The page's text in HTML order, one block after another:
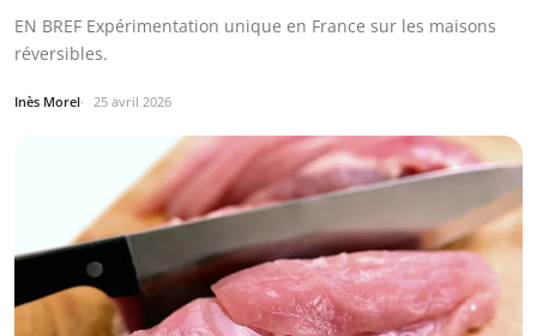
EN BREF Expérimentation unique en France sur les maisons
réversibles.
Inès Morel 25 avril 2026